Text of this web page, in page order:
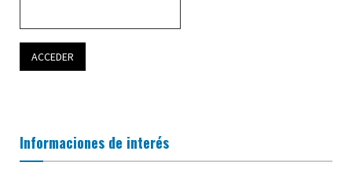
Informaciones de interés